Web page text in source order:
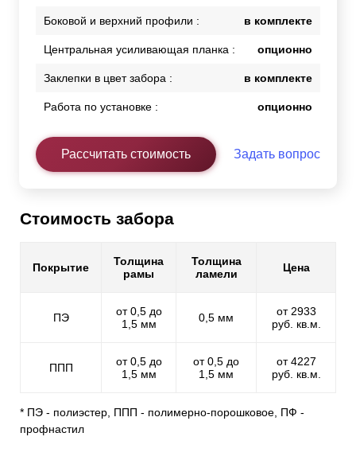
Боковой и верхний профили : в комплекте
Центральная усиливающая планка : опционно
Заклепки в цвет забора : в комплекте
Работа по установке : опционно
Рассчитать стоимость Задать вопрос
Стоимость забора
Покрытие
Толщина
рамы
Толщина
ламели
Цена
ПЭ
от 0,5 до
1,5 мм
0,5 мм
от 2933
руб. кв.м.
ППП
от 0,5 до
1,5 мм
от 0,5 до
1,5 мм
от 4227
руб. кв.м.
* ПЭ - полиэстер, ППП - полимерно-порошковое, ПФ -
профнастил